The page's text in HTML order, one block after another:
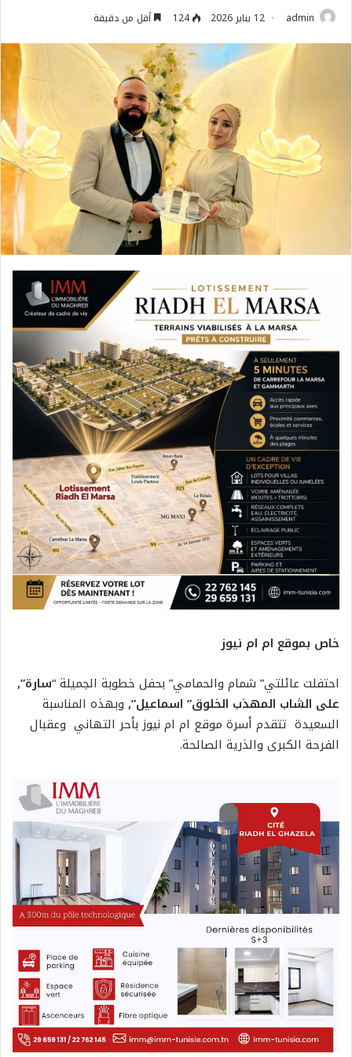
admin 12 يناير 2026 124 أقل من دقيقة
خاص بموقع ام ام نيوز
احتفلت عائلتي” شمام والحمامي” بحفل خطوبة الجميلة “سارة”,
على الشاب المهذب الخلوق” اسماعيل”, وبهذه المناسبة
السعيدة تتقدم أسرة موقع ام ام نيوز بأحر التهاني وعقبال
الفرحة الكبرى والذرية الصالحة.